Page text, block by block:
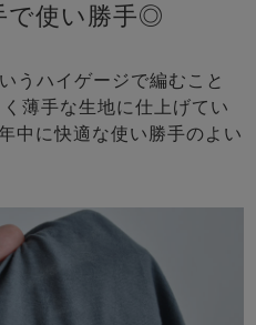
で使い勝手◎
うハイゲージで編むこと
薄手な生地に仕上げてい
中に快適な使い勝手のよい